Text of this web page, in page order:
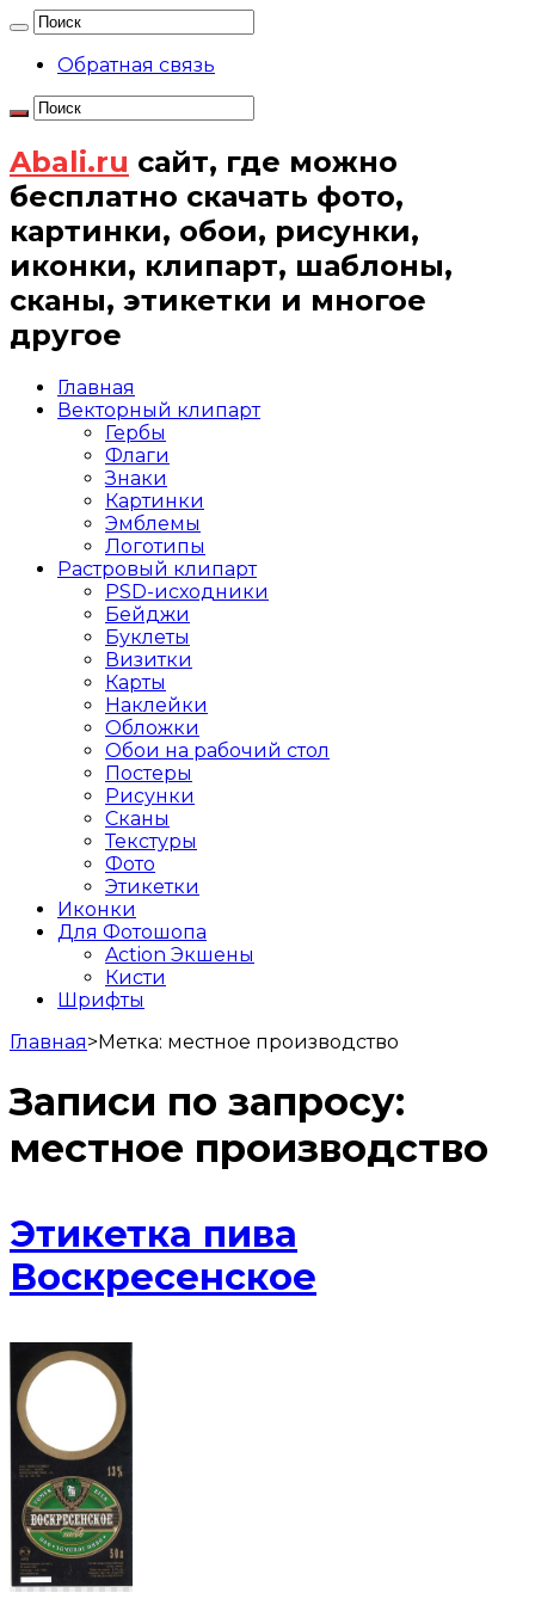
Обратная связь
Abali.ru сайт, где можно
бесплатно скачать фото,
картинки, обои, рисунки,
иконки, клипарт, шаблоны,
сканы, этикетки и многое
другое
Главная
Векторный клипарт
Гербы
Флаги
Знаки
Картинки
Эмблемы
Логотипы
Растровый клипарт
PSD-исходники
Бейджи
Буклеты
Визитки
Карты
Наклейки
Обложки
Обои на рабочий стол
Постеры
Рисунки
Сканы
Текстуры
Фото
Этикетки
Иконки
Для Фотошопа
Action Экшены
Кисти
Шрифты
Главная>Метка: местное производство
Записи по запросу:
местное производство
Этикетка пива
Воскресенское